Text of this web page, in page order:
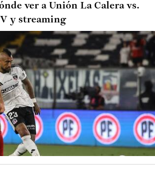
ver a Unión La Calera vs.
y streaming